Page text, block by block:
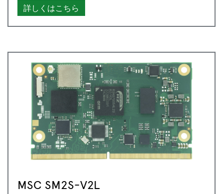
詳しくはこちら
MSC SM2S-V2L